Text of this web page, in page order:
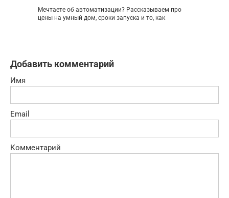
Мечтаете об автоматизации? Рассказываем про
цены на умный дом, сроки запуска и то, как
Добавить комментарий
Имя
Email
Комментарий